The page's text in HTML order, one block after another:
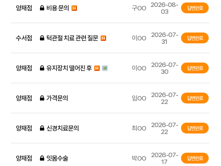
양재점 비용 문의 구OO
2026-08-
03
답변완료
수서점 턱관절 치료 관련 질문 이OO
2026-07-
31
답변완료
양재점 유지장치 떨어진 후 이OO
2026-07-
30
답변완료
양재점 가격문의 임OO
2026-07-
22
답변완료
양재점 신경치료문의 최OO
2026-07-
22
답변완료
양재점 잇몸수술 박OO
2026-07-
17
답변완료